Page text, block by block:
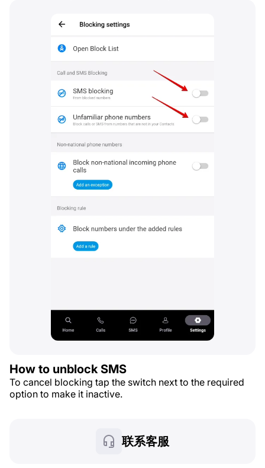
How to unblock SMS
To cancel blocking tap the switch next to the required
option to make it inactive.
联系客服